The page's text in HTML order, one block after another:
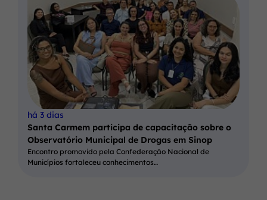
há 3 dias
Santa Carmem participa de capacitação sobre o
Observatório Municipal de Drogas em Sinop
Encontro promovido pela Confederação Nacional de
Municípios fortaleceu conhecimentos…